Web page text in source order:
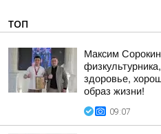
ТОП
Максим
здоровье,
образ жизни!
09:07